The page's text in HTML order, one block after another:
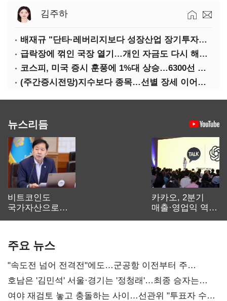
김주하
배재규 "단타·레버리지보다 성장산업 장기투자…변동성 견뎌야"
급락장에 꺾인 국장 열기…개인 자금도 다시 해외로
코스피, 미국 증시 훈풍에 1%대 상승…6300선 회복
(주간증시전망)지수보다 종목…선별 장세 이어진다
뉴스리듬
비트코인도
국가자산으로…'
카카오, 2분기
매출·영업익 역대
주요 뉴스
"속도전 넘어 전격전"에도…군공항 이전부터 주
52시간까지 '뇌관'
호남은 '김민석' 서울·경기는 '정청래'…최종 승자는
'안갯속'
여야 재검토 놓고 충돌하는 사이…선관위 "투표자 수